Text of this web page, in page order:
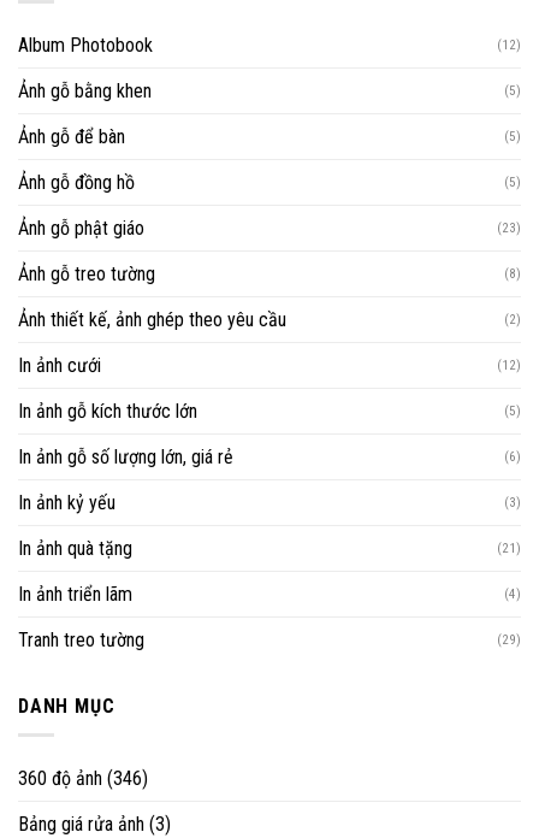
Album Photobook (12)
Ảnh gỗ bằng khen (5)
Ảnh gỗ để bàn (5)
Ảnh gỗ đồng hồ (5)
Ảnh gỗ phật giáo (23)
Ảnh gỗ treo tường (8)
Ảnh thiết kế, ảnh ghép theo yêu cầu (2)
In ảnh cưới (12)
In ảnh gỗ kích thước lớn (5)
In ảnh gỗ số lượng lớn, giá rẻ (6)
In ảnh kỷ yếu (3)
In ảnh quà tặng (21)
In ảnh triển lãm (4)
Tranh treo tường (29)
DANH MỤC
360 độ ảnh (346)
Bảng giá rửa ảnh (3)